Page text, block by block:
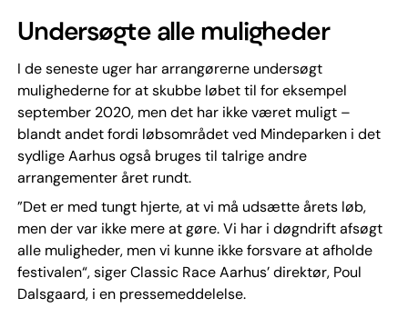
Undersøgte alle muligheder
I de seneste uger har arrangørerne undersøgt
mulighederne for at skubbe løbet til for eksempel
september 2020, men det har ikke været muligt –
blandt andet fordi løbsområdet ved Mindeparken i det
sydlige Aarhus også bruges til talrige andre
arrangementer året rundt.
”Det er med tungt hjerte, at vi må udsætte årets løb,
men der var ikke mere at gøre. Vi har i døgndrift afsøgt
alle muligheder, men vi kunne ikke forsvare at afholde
festivalen“, siger Classic Race Aarhus’ direktør, Poul
Dalsgaard, i en pressemeddelelse.